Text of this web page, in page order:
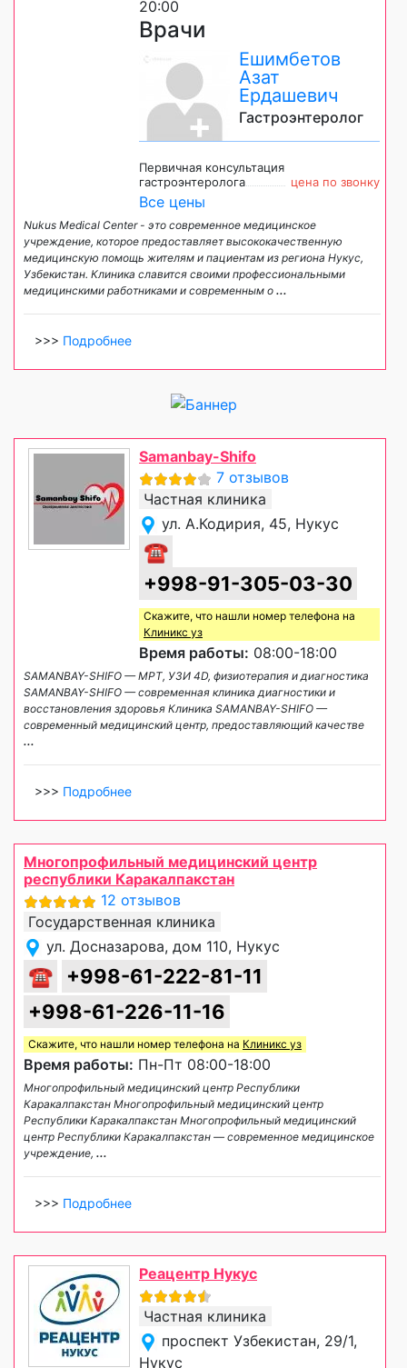
20:00
Врачи
Ешимбетов
Азат
Ердашевич
Гастроэнтеролог
Первичная консультация
гастроэнтеролога
цена по звонку
Все цены
Nukus Medical Center - это современное медицинское
учреждение, которое предоставляет высококачественную
медицинскую помощь жителям и пациентам из региона Нукус,
Узбекистан. Клиника славится своими профессиональными
медицинскими работниками и современным о ...
>>> Подробнее
Samanbay-Shifo
7 отзывов
Частная клиника
ул. А.Кодирия, 45, Нукус
☎
+998-91-305-03-30
Скажите, что нашли номер телефона на
Клиникс уз
Время работы: 08:00-18:00
SAMANBAY-SHIFO — МРТ, УЗИ 4D, физиотерапия и диагностика
SAMANBAY-SHIFO — современная клиника диагностики и
восстановления здоровья Клиника SAMANBAY-SHIFO —
современный медицинский центр, предоставляющий качестве
...
>>> Подробнее
Многопрофильный медицинский центр
республики Каракалпакстан
12 отзывов
Государственная клиника
ул. Досназарова, дом 110, Нукус
☎
+998-61-222-81-11
+998-61-226-11-16
Скажите, что нашли номер телефона на Клиникс уз
Время работы: Пн-Пт 08:00-18:00
Многопрофильный медицинский центр Республики
Каракалпакстан Многопрофильный медицинский центр
Республики Каракалпакстан Многопрофильный медицинский
центр Республики Каракалпакстан — современное медицинское
учреждение, ...
>>> Подробнее
Реацентр Нукус
Частная клиника
проспект Узбекистан, 29/1,
Нукус